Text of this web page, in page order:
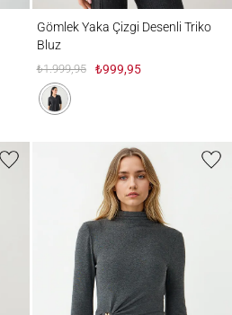
Gömlek Yaka Çizgi Desenli Triko
Bluz
₺1.999,95 ₺999,95